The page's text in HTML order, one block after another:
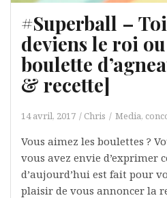
#Superball –
deviens le roi
boulette
& recette]
14 avril, 2017 Chris Media,
Vous aimez les boulettes ?
vous avez envie d’exprimer
d’aujourd’hui est fait pour
plaisir de vous annoncer la